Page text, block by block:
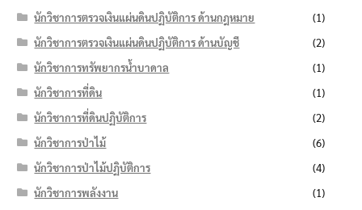
นักวิชาการตรวจเงินแผ่นดินปฏิบัติการ ด้านกฎหมาย
(1)
นักวิชาการตรวจเงินแผ่นดินปฏิบัติการ ด้านบัญชี
(2)
นักวิชาการทรัพยากรน้ำบาดาล
(1)
นักวิชาการที่ดิน
(1)
นักวิชาการที่ดินปฏิบัติการ
(2)
นักวิชาการป่าไม้
(6)
นักวิชาการป่าไม้ปฏิบัติการ
(4)
นักวิชาการพลังงาน
(1)